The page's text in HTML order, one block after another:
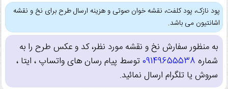
پود نازک، پود کلفت، نقشه خوان صوتی و هزینه ارسال طرح برای نخ و نقشه
اشانتیون می باشد.
به منظور سفارش نخ و نقشه مورد نظر، کد و عکس طرح را به
شماره 09149655538توسط پیام رسان های واتساپ ، ایتا ،
سروش یا تلگرام ارسال نمائید.